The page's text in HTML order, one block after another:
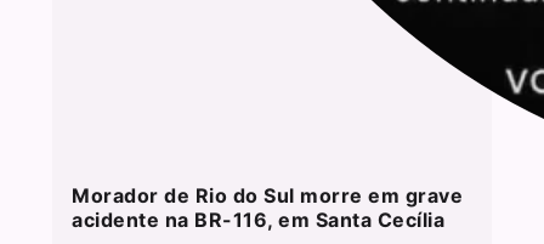
Morador de Rio do Sul morre em grave
acidente na BR-116, em Santa Cecília